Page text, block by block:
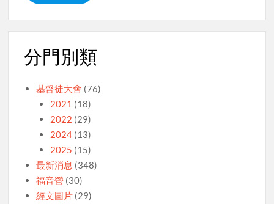
分門別類
基督徒大會 (76)
2021 (18)
2022 (29)
2024(13)
2025 (15)
最新消息 (348)
福音營 (30)
經文圖片 (29)